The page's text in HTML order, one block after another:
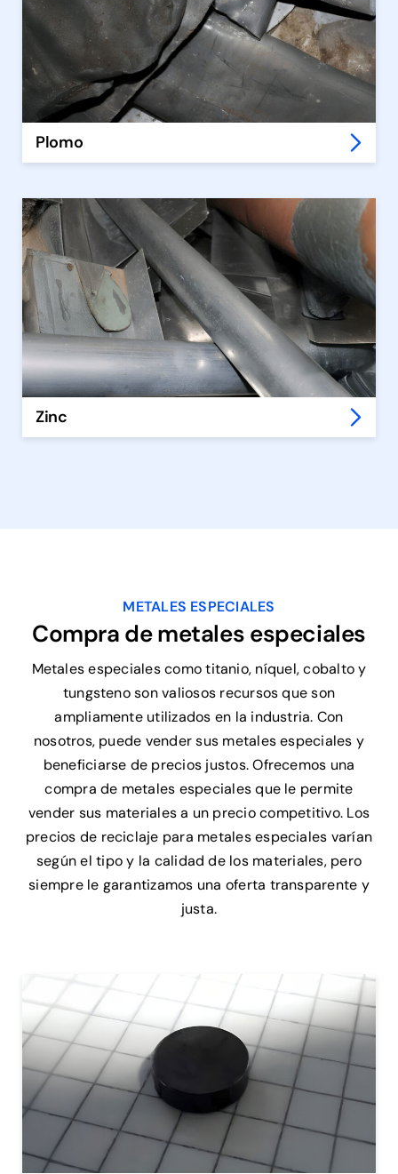
Plomo
Zinc
METALES ESPECIALES
Compra de metales especiales
Metales especiales como titanio, níquel, cobalto y
tungsteno son valiosos recursos que son
ampliamente utilizados en la industria. Con
nosotros, puede vender sus metales especiales y
beneficiarse de precios justos. Ofrecemos una
compra de metales especiales que le permite
vender sus materiales a un precio competitivo. Los
precios de reciclaje para metales especiales varían
según el tipo y la calidad de los materiales, pero
siempre le garantizamos una oferta transparente y
justa.